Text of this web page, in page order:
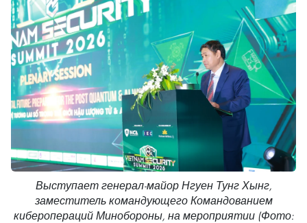
Выступает генерал-майор Нгуен Тунг Хынг,
заместитель командующего Командованием
киберопераций Минобороны, на мероприятии (Фото: